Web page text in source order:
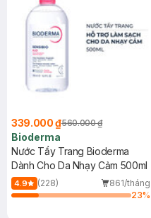
339.000 ₫560.000 ₫
Bioderma
Nước Tẩy Trang Bioderma
Dành Cho Da Nhạy Cảm 500ml
4.9 (228)
861/tháng
23%